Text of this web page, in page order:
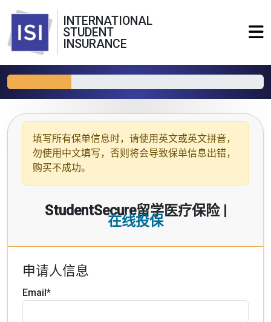
INTERNATIONAL
STUDENT
INSURANCE
填写所有保单信息时，请使用 英文或英文拼音，
勿使用中文填写，否则将会导致保单信息出错，
购买不成功。
StudentSecure留学医疗保险 |
在线投保
申请人信息
Email*